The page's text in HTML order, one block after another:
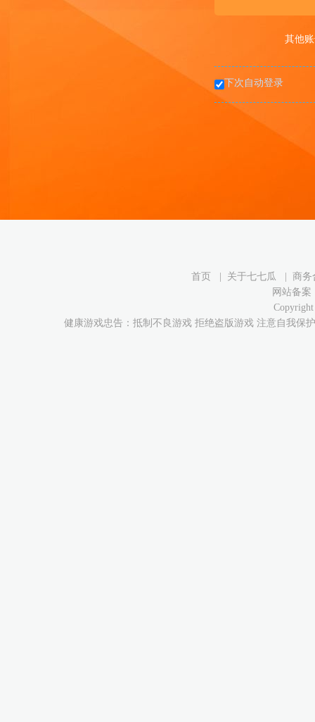
其他
下次自动登录
首页 关于七七瓜
商务
网站备案
健康游戏忠告：抵制不良游戏 拒绝盗版游戏 注意自我保